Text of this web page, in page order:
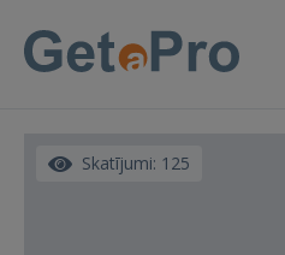
Skatījumi: 125